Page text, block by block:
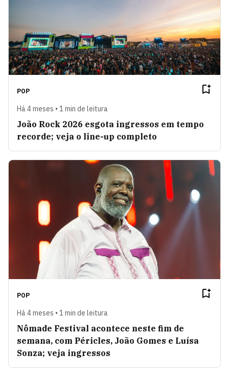
POP
Há 4 meses • 1 min de leitura
João Rock 2026 esgota ingressos em tempo
recorde; veja o line-up completo
POP
Há 4 meses • 1 min de leitura
Nômade Festival acontece neste fim de
semana, com Péricles, João Gomes e Luísa
Sonza; veja ingressos